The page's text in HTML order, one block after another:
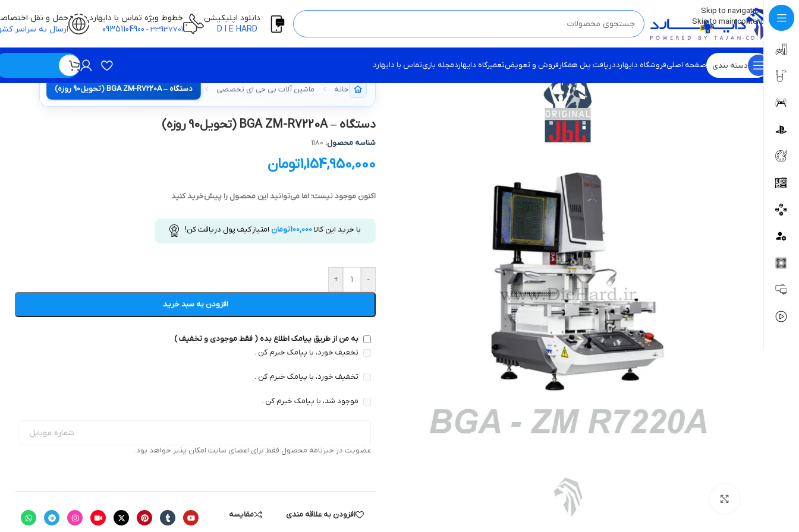
Skip to navigation
Skip to main content
💡برچسب و اسکین کنسول ها بروز شد . . . اینجا کیک کن !
دانلود اپلیکیشن
خطوط ویژه تماس با دایهارد
33937701
-
09351104900
حمل و نقل
ارسال به سراسر
دسته بندی صفحه اصلیفروشگاه دایهارددریافت پنل همکارفروش و تعویضتعمیرگاه دایهاردمجله بازیتماس با دایهارد
خانه ماشین آلات بی جی ای تخصصی دستگاه – BGA ZM-R7220A (تحویل90 روزه)
دستگاه – BGA ZM-R7220A (تحویل90 روزه)
شناسه محصول: 1180
1,154,950,000تومان
اکنون موجود نیست؛ اما می‌توانید این محصول را پیش‌خرید کنید
با خرید این کالا100,000تومان امتیاز کیف پول دریافت کن!
-
+
افزودن به سبد خرید
به من از طریق پیامک اطلاع بده ( فقط موجودی و تخفیف )
تخفیف خورد، با پیامک خبرم کن .
تخفیف خورد، با پیامک خبرم کن .
موجود شد، با پیامک خبرم کن .
عضویت در خبرنامه محصول فقط برای اعضای سایت امکان پذیر خواهد بود.
مقایسه افزودن به علاقه مندی